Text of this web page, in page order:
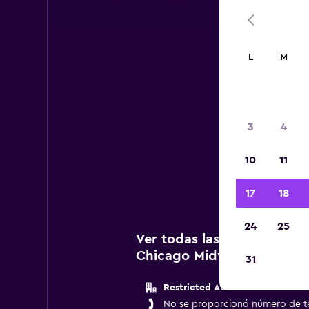
A
Ver todas las agencias de
Chicago Midway
Restricted Atlantic Aviation
No se proporcionó número de
L M
3 4
10 11
17 18
24 25
31